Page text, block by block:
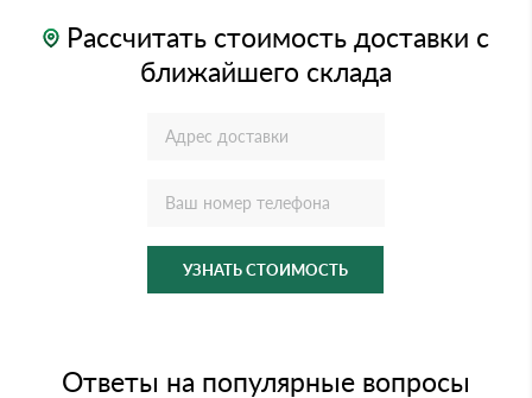
Рассчитать стоимость доставки с
ближайшего склада
УЗНАТЬ СТОИМОСТЬ
Ответы на популярные вопросы